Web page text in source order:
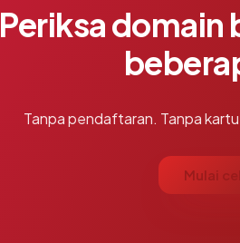
Periksa domain
Tanpa pendaftaran. Tanpa
Mulai